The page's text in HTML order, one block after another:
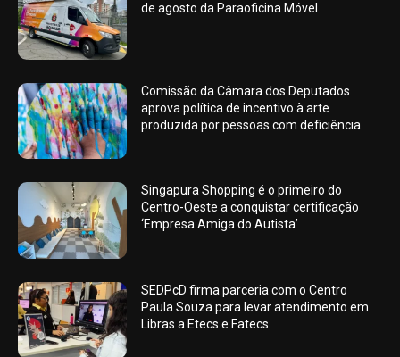
de agosto da Paraoficina Móvel
Comissão da Câmara dos Deputados
aprova política de incentivo à arte
produzida por pessoas com deficiência
Singapura Shopping é o primeiro do
Centro-Oeste a conquistar certificação
‘Empresa Amiga do Autista’
SEDPcD firma parceria com o Centro
Paula Souza para levar atendimento em
Libras a Etecs e Fatecs